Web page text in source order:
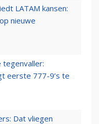
LATAM kansen:
nieuwe
tegenvaller:
eerste 777-9’s te
Dat vliegen